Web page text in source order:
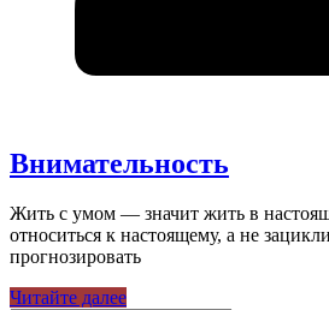
Внимательность
Жить с умом — значит жить в
относиться к настоящему, а не
прогнозировать
Читайте далее